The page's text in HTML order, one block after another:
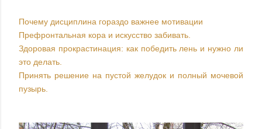
Почему дисциплина гораздо важнее мотивации
Префронтальная кора и искусство забивать.
Здоровая прокрастинация: как победить лень и нужно ли
это делать.
Принять решение на пустой желудок и полный мочевой
пузырь.